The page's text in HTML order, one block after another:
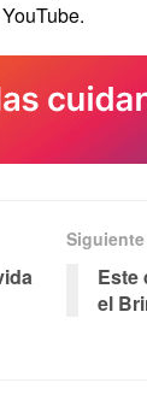
Siguiente
Este
el